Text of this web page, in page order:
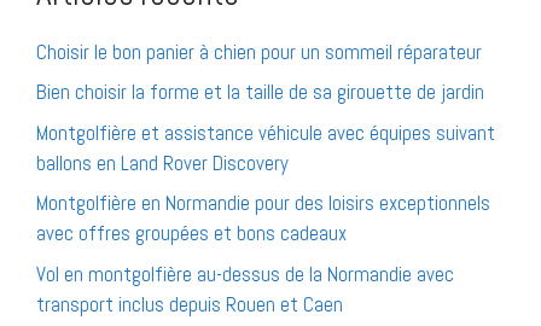
Choisir le bon panier à chien pour un sommeil réparateur
Bien choisir la forme et la taille de sa girouette de jardin
Montgolfière et assistance véhicule avec équipes suivant
ballons en Land Rover Discovery
Montgolfière en Normandie pour des loisirs exceptionnels
avec offres groupées et bons cadeaux
Vol en montgolfière au-dessus de la Normandie avec
transport inclus depuis Rouen et Caen